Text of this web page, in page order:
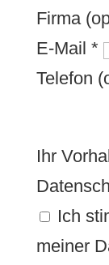
Firma
E-Mail *
Telefon
Ihr
meiner